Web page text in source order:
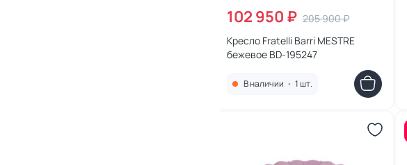
102 950 ₽ 205 900 ₽
Кресло Fratelli Barri MESTRE
бежевое BD-195247
В наличии • 1 шт.